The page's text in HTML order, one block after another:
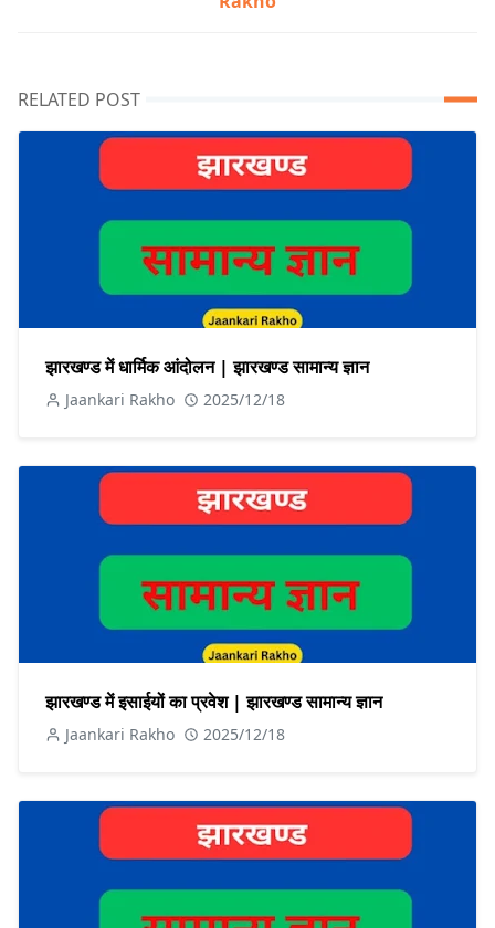
RELATED POST
झारखण्ड में धार्मिक आंदोलन | झारखण्ड सामान्य ज्ञान
Jaankari Rakho 2025/12/18
झारखण्ड में इसाईयों का प्रवेश | झारखण्ड सामान्य ज्ञान
Jaankari Rakho 2025/12/18